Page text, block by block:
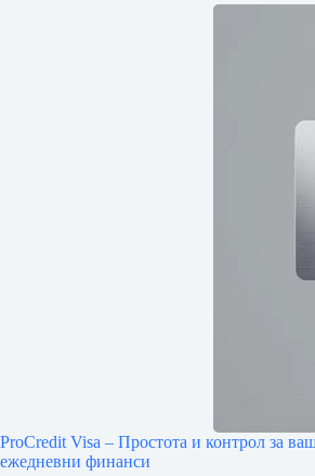
ProCredit Visa – Простота и контрол за
ежедневни финанси